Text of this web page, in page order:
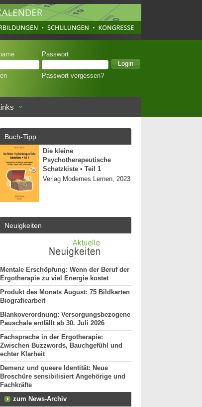
Passwort
Passwort vergessen?
Buch-Tipp
Die kleine
Psychotherapeutische
Schatzkiste • Teil 1
Verlag Modernes Lernen, 2023
Neuigkeiten
Mentale Erschöpfung: Wenn der Beruf der
Ergotherapie zu viel Energie kostet
Produkt des Monats August: 75 Bildkarten
Biografiearbeit
Blankoverordnung: Versorgungsbezogene
Pauschale entfällt ab 30. Juli 2026
Fachsprache in der Ergotherapie:
Zwischen Buzzwords, Bauchgefühl und
echter Klarheit
Demenz und queere Identität: Neue
Broschüre sensibilisiert Angehörige und
Fachkräfte
zum News-Archiv